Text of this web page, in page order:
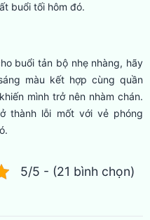
buổi tối hôm đó.
buổi tản bộ nhẹ nhàng, hãy
màu kết hợp cùng quần
mình trở nên nhàm chán.
thành lỗi mốt với vẻ phóng
5/5 - (21 bình chọn)